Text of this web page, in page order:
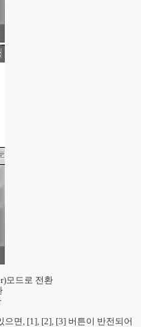
모드로 전환
면, [1], [2], [3] 버튼이 반전되어